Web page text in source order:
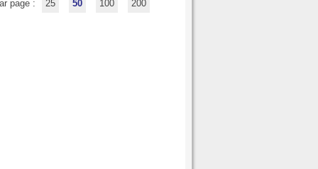
page : 25 50 100 200